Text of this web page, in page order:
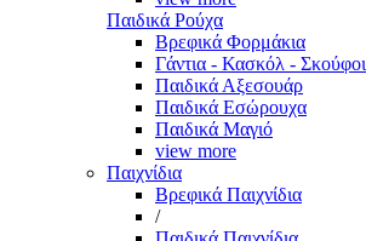
Παιδικά Ρούχα
Βρεφικά Φορμάκια
Γάντια - Κασκόλ - Σκούφοι
Παιδικά Αξεσουάρ
Παιδικά Εσώρουχα
Παιδικά Μαγιό
view more
Παιχνίδια
Βρεφικά Παιχνίδια
/